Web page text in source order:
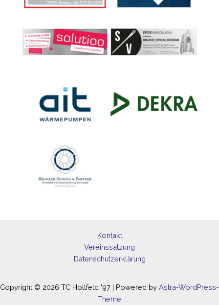
Kontakt
Vereinssatzung
Datenschutzerklärung
Copyright © 2026 TC Hollfeld '97 | Powered by Astra-WordPress-
Theme